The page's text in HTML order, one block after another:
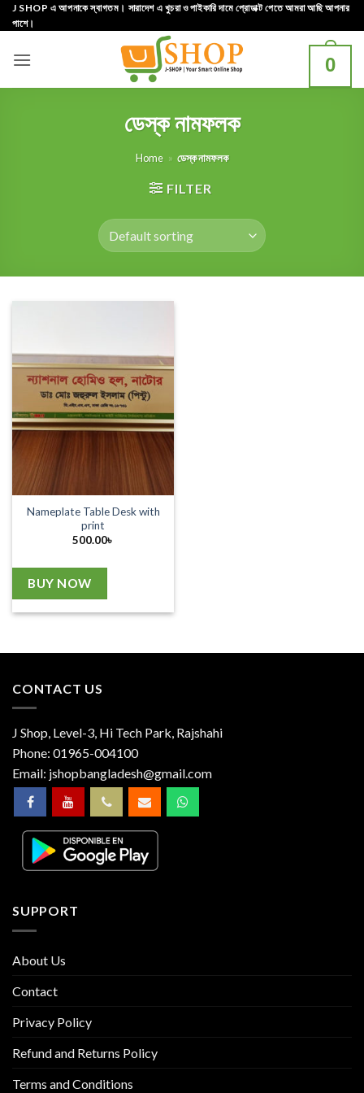
Skip
to
J SHOP এ আপনাকে স্বাগতম। সারাদেশ এ খুচরা ও পাইকারি দামে প্রোডাক্ট পেতে আমরা আছি আপনার
পাশে।
0
ডেস্ক নামফলক
Home » ডেস্ক নামফলক
FILTER
Nameplate Table Desk with
print
500.00৳
BUY NOW
CONTACT US
J Shop, Level-3, Hi Tech Park, Rajshahi
Phone: 01965-004100
Email: jshopbangladesh@gmail.com
SUPPORT
About Us
Contact
Privacy Policy
Refund and Returns Policy
Terms and Conditions